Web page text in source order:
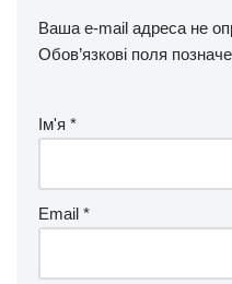
Ваша e-mail адреса не
Обов’язкові поля
Ім'я *
Email *